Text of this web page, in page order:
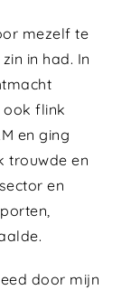
mezelf te
in had. In
ook flink
en ging
trouwde en
en
door mijn